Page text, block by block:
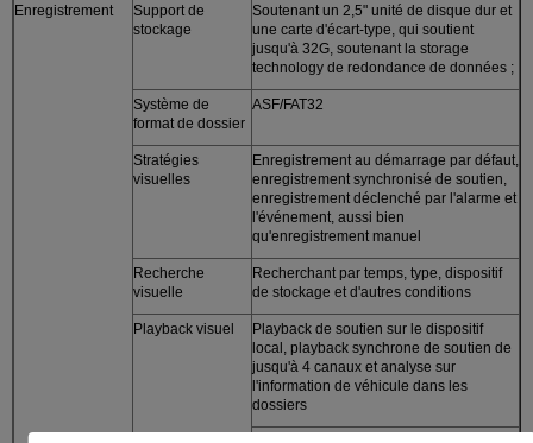
Enregistrement
Support de
stockage
Soutenant un 2,5" unité de disque dur et
une carte d'écart-type, qui soutient
jusqu'à 32G, soutenant la storage
technology de redondance de données ;
Système de
format de dossier
ASF/FAT32
Stratégies
visuelles
Enregistrement au démarrage par défaut,
enregistrement synchronisé de soutien,
enregistrement déclenché par l'alarme et
l'événement, aussi bien
qu'enregistrement manuel
Recherche
visuelle
Recherchant par temps, type, dispositif
de stockage et d'autres conditions
Playback visuel
Playback de soutien sur le dispositif
local, playback synchrone de soutien de
jusqu'à 4 canaux et analyse sur
l'information de véhicule dans les
dossiers